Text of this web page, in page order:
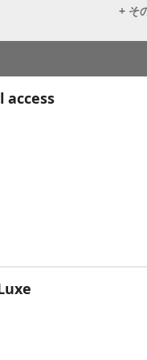
+ そ
access